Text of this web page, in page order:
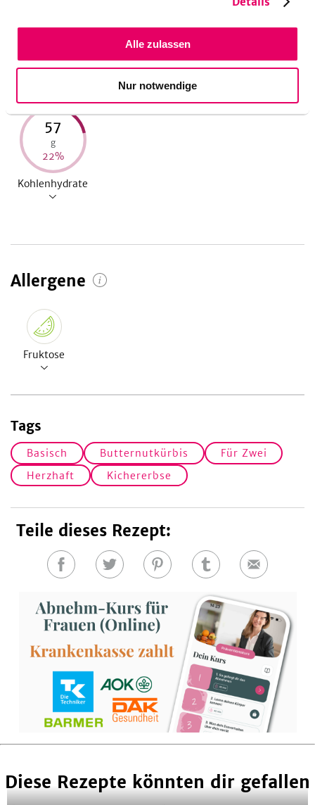
Alle zulassen
Nur notwendige
kcal
Energie
g
41%
Eiweiß
g
Fett
57
g
22%
Kohlenhydrate
Allergene
Fruktose
Tags
Basisch Butternutkürbis
Für Zwei
Herzhaft
Kichererbse
Teile dieses Rezept:
Auf
teilen
Auf
teilen
Auf
teilen
Auf
teilen
E-
Diese Rezepte könnten dir gefallen